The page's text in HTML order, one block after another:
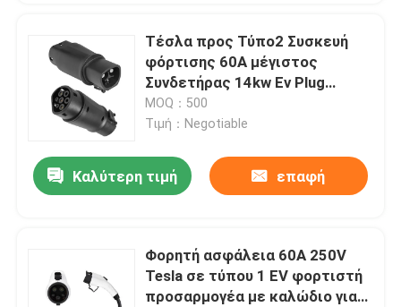
Σχετικά με εμάς
Επαφές
Προϊόντα
Σταθμοί χρέωσης της EV
Τέσλα προς Τύπο2 Συσκευή
φόρτισης 60A μέγιστος
Συνδετήρας 14kw Ev Plug
Γρήγορη φόρτιση
MOQ：500
Τιμή：Negotiable
Καλύτερη τιμή επαφή
Φορητή ασφάλεια 60A 250V
Tesla σε τύπου 1 EV φορτιστή
προσαρμογέα με καλώδιο για